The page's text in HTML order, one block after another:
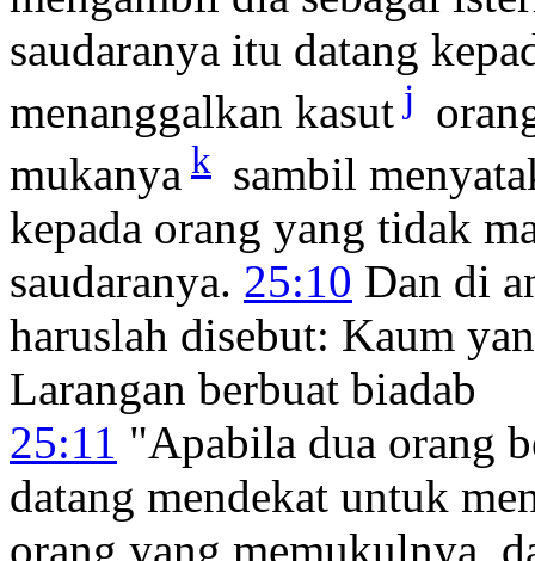
saudaranya itu datang
menanggalkan kasut j
mukanya k sambil
kepada orang yang tidak
saudaranya. 25:10 Dan di
haruslah disebut: Kaum
Larangan berbuat biadab
25:11 "Apabila dua orang
datang mendekat untuk
orang yang memukulnya,